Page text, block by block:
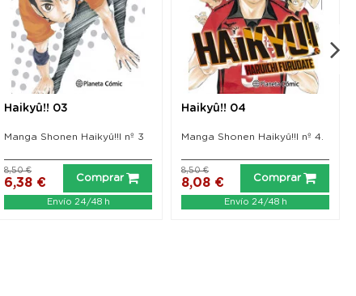
Haikyû!! 03
Manga Shonen Haikyû!!l nº 3
6,38 €
8,50 €
Comprar
Envío 24/48 h
Haikyû!! 04
Manga Shonen Haikyû!!l nº 4.
8,08 €
8,50 €
Comprar
Envío 24/48 h